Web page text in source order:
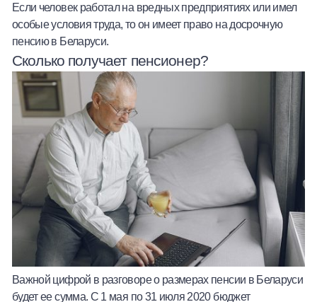
Если человек работал на вредных предприятиях или имел
особые условия труда, то он имеет право на досрочную
пенсию в Беларуси.
Сколько получает пенсионер?
Важной цифрой в разговоре о размерах пенсии в Беларуси
будет ее сумма. С 1 мая по 31 июля 2020 бюджет